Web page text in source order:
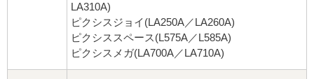
LA310A)
ピクシスジョイ(LA250A／LA260A)
ピクシススペース(L575A／L585A)
ピクシスメガ(LA700A／LA710A)